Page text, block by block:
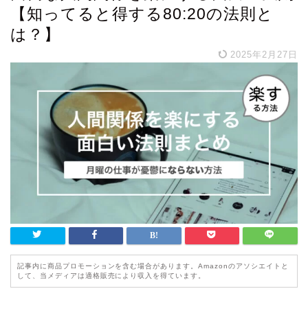
【知ってると得する80:20の法則と
は？】
2025年2月27日
記事内に商品プロモーションを含む場合があります。Amazonのアソシエイトと
して、当メディアは適格販売により収入を得ています。